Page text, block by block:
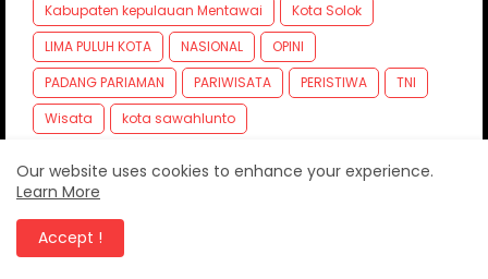
Kabupaten kepulauan Mentawai
Kota Solok
LIMA PULUH KOTA
NASIONAL
OPINI
PADANG PARIAMAN
PARIWISATA PERISTIWA
TNI
Wisata
kota sawahlunto
Our website uses cookies to enhance your experience.
Learn More
Accept !